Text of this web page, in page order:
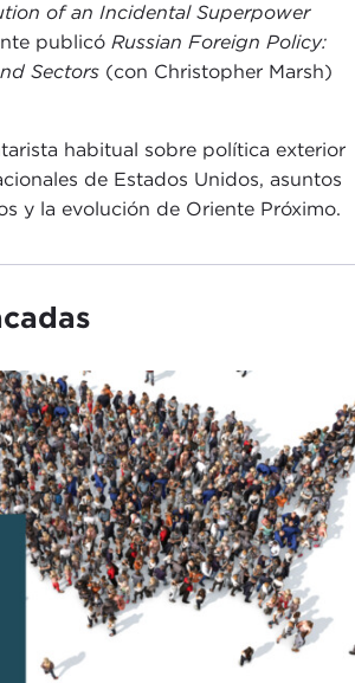
of an Incidental Superpower
publicó Russian Foreign Policy:
Sectors (con Christopher Marsh)
habitual sobre política exterior
de Estados Unidos, asuntos
y la evolución de Oriente Próximo.